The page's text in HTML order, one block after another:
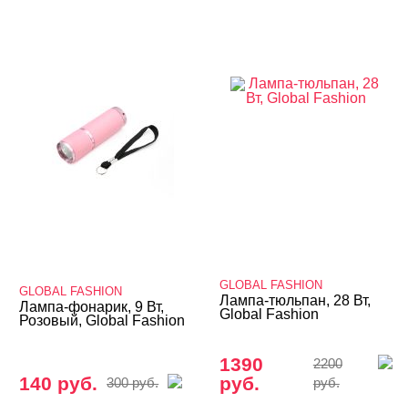
UV/CCFL/LED лампы (гибрид)
Bloom лампы
Светильники, лампы-лупы
Парафиновые ванны
Подставки для педикюра
Сменные лампочки, ванночки, мешки
GLOBAL FASHION
Лампа-фонарик, 9 Вт,
Розовый, Global Fashion
140 руб. 300 руб.
GLOBAL FASHION
Лампа-тюльпан, 28 Вт,
Global Fashion
1390
руб.
2200
руб.